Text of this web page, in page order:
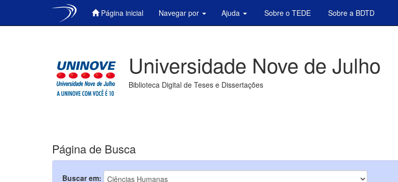
Página inicial Navegar por Ajuda Sobre o TEDE Sobre a BDTD
Universidade Nove de Julho
Biblioteca Digital de Teses e Dissertações
Página de Busca
Buscar em: